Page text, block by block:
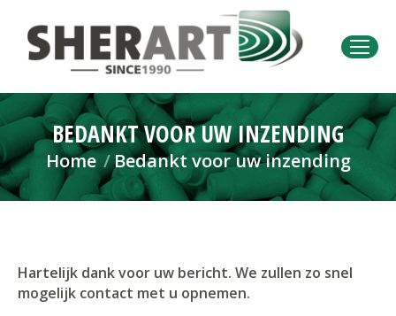
BEDANKT VOOR UW INZENDING
Je bent hier:
Home Bedankt voor uw inzending
Hartelijk dank voor uw bericht. We zullen zo snel
mogelijk contact met u opnemen.